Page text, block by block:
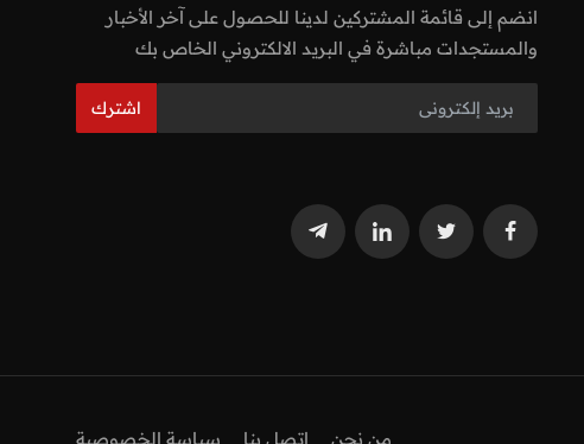
انضم إلى قائمة المشتركين لدينا للحصول على آخر الأخبار
والمستجدات مباشرة في البريد الالكتروني الخاص بك
اشترك
من نحن اتصل بنا سياسة الخصوصية